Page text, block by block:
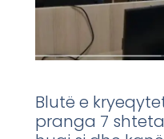
Blutë e
pranga 7